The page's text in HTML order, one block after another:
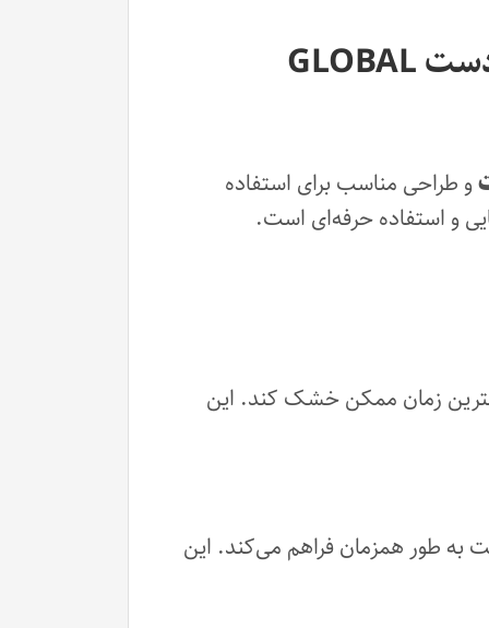
دستگاه ال‌ای‌دی ناخن گلوبال فشن مدل L-1005 – ۱۲۰ وات دو دست GLOBAL
و طراحی مناسب برای استفاده
و استفاده حرفه‌ای است.
زمان ممکن خشک کند. این
به طور همزمان فراهم می‌کند. این